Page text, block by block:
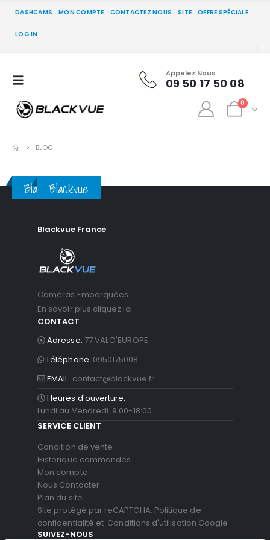
DASHCAMS MON COMPTE CONTACTEZ NOUS SITE OFFRE SPÉCIALE
LOG IN
Appelez Nous
09 50 17 50 08
0
BLOG
BlackvueBlackvue
Blackvue France
Caméras Embarquées
En savoir plus cliquez ici
CONTACT
Adresse: 77 VAL D'EUROPE
Téléphone: 0950175008
EMAIL: contact@blackvue.fr
Heures d'ouverture:
Lundi au Vendredi 9:00-18:00
SERVICE CLIENT
Condition de vente
Historique commandes
Mon compte
Nous Contacter
Plan du site
Site protégé par reCAPTCHA. Politique de
confidentialité et Conditions d'utilisation Google
SUIVEZ-NOUS